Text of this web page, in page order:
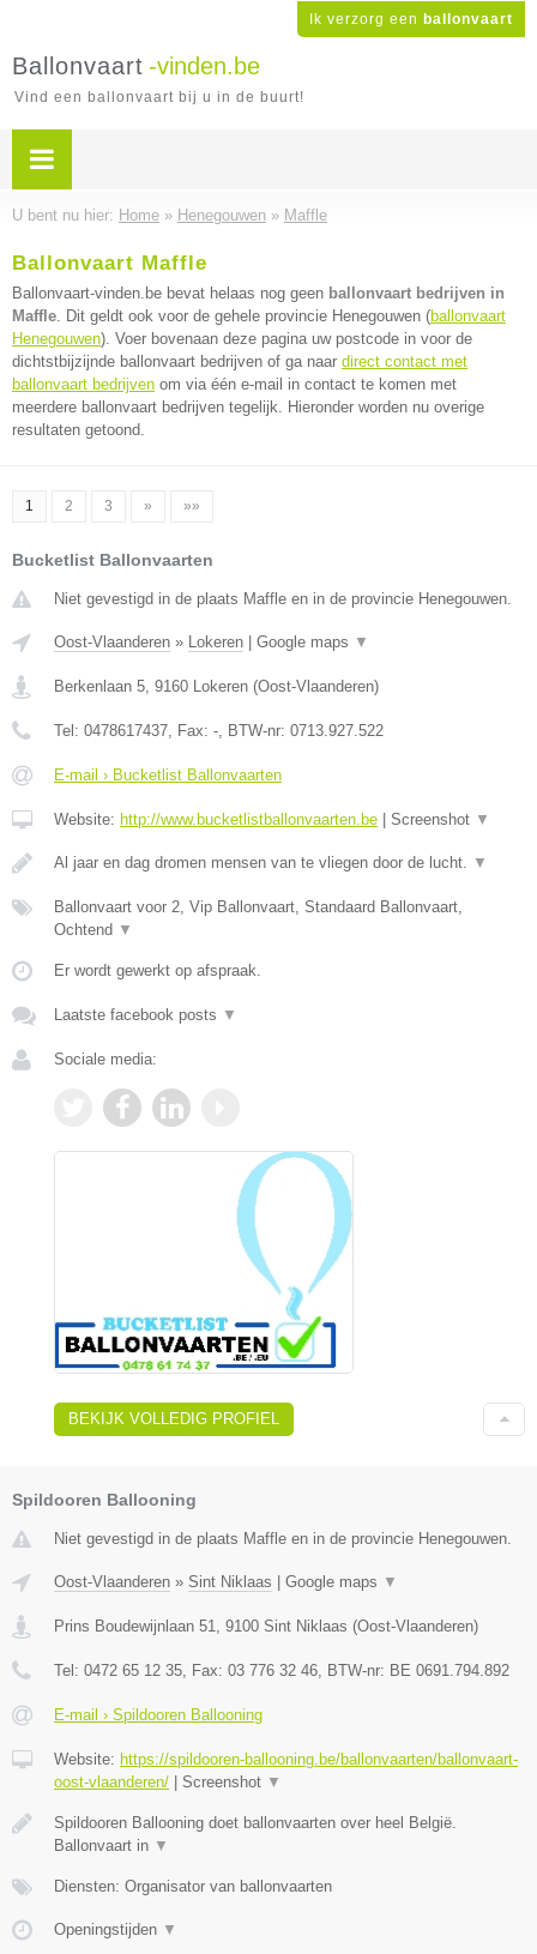
Ik verzorg een ballonvaart
Ballonvaart -vinden.be
Vind een ballonvaart bij u in de buurt!
U bent nu hier: Home » Henegouwen » Maffle
Ballonvaart Maffle
Ballonvaart-vinden.be bevat helaas nog geen ballonvaart bedrijven in
Maffle. Dit geldt ook voor de gehele provincie Henegouwen (ballonvaart
Henegouwen). Voer bovenaan deze pagina uw postcode in voor de
dichtstbijzijnde ballonvaart bedrijven of ga naar direct contact met
ballonvaart bedrijven om via één e-mail in contact te komen met
meerdere ballonvaart bedrijven tegelijk. Hieronder worden nu overige
resultaten getoond.
1 2 3 » »»
Bucketlist Ballonvaarten
Niet gevestigd in de plaats Maffle en in de provincie Henegouwen.
Oost-Vlaanderen » Lokeren Google maps ▼
Berkenlaan 5, 9160 Lokeren (Oost-Vlaanderen)
Tel: 0478617437, Fax: -, BTW-nr: 0713.927.522
E-mail › Bucketlist Ballonvaarten
Website: http://www.bucketlistballonvaarten.be Screenshot ▼
Al jaar en dag dromen mensen van te vliegen door de lucht. ▼
Ballonvaart voor 2, Vip Ballonvaart, Standaard Ballonvaart,
Ochtend ▼
Er wordt gewerkt op afspraak.
Laatste facebook posts ▼
Sociale media:
BEKIJK VOLLEDIG PROFIEL
Spildooren Ballooning
Niet gevestigd in de plaats Maffle en in de provincie Henegouwen.
Oost-Vlaanderen » Sint Niklaas | Google maps ▼
Prins Boudewijnlaan 51 9100 Sint Niklaas (Oost-Vlaanderen)
Tel: 0472 65 12 35 , Fax: 03 776 32 46 , BTW-nr: BE 0691.794.892
E-mail › Spildooren Ballooning
Website: https://spildooren-ballooning.be/ballonvaarten/ballonvaart-
oost-vlaanderen/ | Screenshot ▼
Spildooren Ballooning doet ballonvaarten over heel België.
Ballonvaart in ▼
Diensten: Organisator van ballonvaarten
Openingstijden ▼